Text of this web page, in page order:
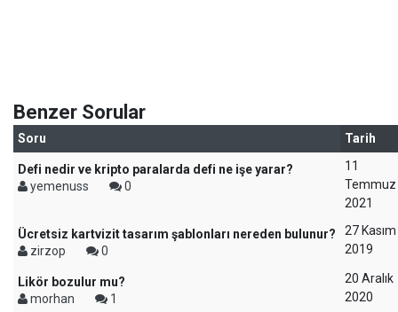
Benzer Sorular
Soru Tarih
Defi nedir ve kripto paralarda defi ne işe yarar?
yemenuss
0
11
Temmuz
2021
Ücretsiz kartvizit tasarım şablonları nereden bulunur?
zirzop
0
27 Kasım
2019
Likör bozulur mu?
morhan
1
20 Aralık
2020